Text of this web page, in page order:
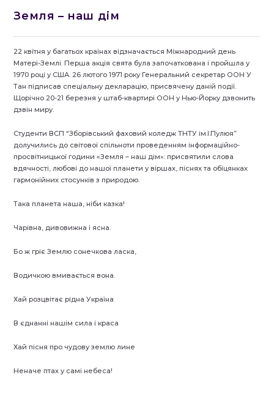
Земля – наш дім
22 квітня у багатьох країнах відзначається Міжнародний день
Матері-Землі. Перша акція свята була започаткована і пройшла у
1970 році у США. 26 лютого 1971 року Генеральний секретар ООН У
Тан підписав спеціальну декларацію, присвячену даній події.
Щорічно 20-21 березня у штаб-квартирі ООН у Нью-Йорку дзвонить
дзвін миру.
Студенти ВСП “Зборівський фаховий коледж ТНТУ ім.І.Пулюя”
долучились до світової спільноти проведенням інформаційно-
просвітницької години «Земля – наш дім»: присвятили слова
вдячності, любові до нашої планети у віршах, піснях та обіцянках
гармонійних стосунків з природою.
Така планета наша, ніби казка!
Чарівна, дивовижна і ясна.
Бо ж гріє Землю сонечкова ласка,
Водичкою вмивається вона.
Хай розцвітає рідна Україна
В єднанні нашім сила і краса
Хай пісня про чудову землю лине
Неначе птах у самі небеса!